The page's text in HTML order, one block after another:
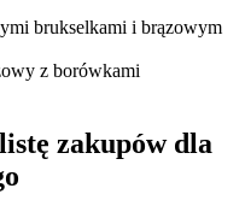
brukselkami i brązowym
z borówkami
zakupów dla